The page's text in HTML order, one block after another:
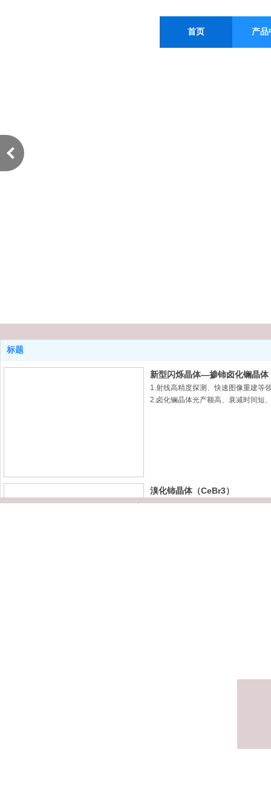
首页 产品
标题
新型闪烁晶体—掺铈卤化镧晶
1.射线高精度探测、快速图像重建等
2.卤化镧晶体光产额高、衰减时间短
溴化铈晶体（CeBr3）
溴化铈闪烁晶体具有低本底、高能量